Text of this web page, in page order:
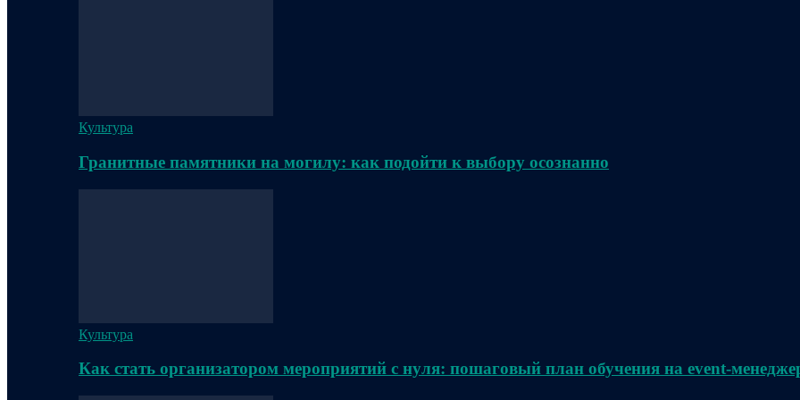
Культура
Гранитные памятники на могилу: как подойти к выбору осознанно
Культура
Как стать организатором мероприятий с нуля: пошаговый план обучения на event-